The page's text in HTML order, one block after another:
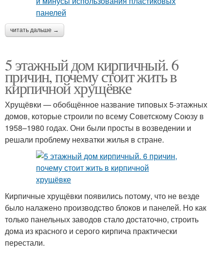
читать дальше →
5 этажный дом кирпичный. 6
причин, почему стоит жить в
кирпичной хрущёвке
Хрущёвки — обобщённое название типовых 5-этажных
домов, которые строили по всему Советскому Союзу в
1958–1980 годах. Они были просты в возведении и
решали проблему нехватки жилья в стране.
Кирпичные хрущёвки появились потому, что не везде
было налажено производство блоков и панелей. Но как
только панельных заводов стало достаточно, строить
дома из красного и серого кирпича практически
перестали.